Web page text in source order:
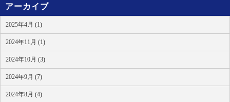
アーカイブ
2025年4月 (1)
2024年11月 (1)
2024年10月 (3)
2024年9月 (7)
2024年8月 (4)